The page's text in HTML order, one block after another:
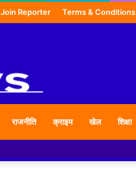
Join Reporter Terms & Conditions
राजनीति क्राइम खेल शिक्षा